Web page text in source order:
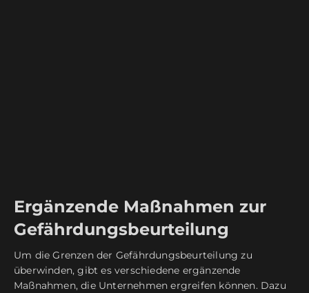
Ergänzende Maßnahmen zur
Gefährdungsbeurteilung
Um die Grenzen der Gefährdungsbeurteilung zu
überwinden, gibt es verschiedene ergänzende
Maßnahmen, die Unternehmen ergreifen können. Dazu